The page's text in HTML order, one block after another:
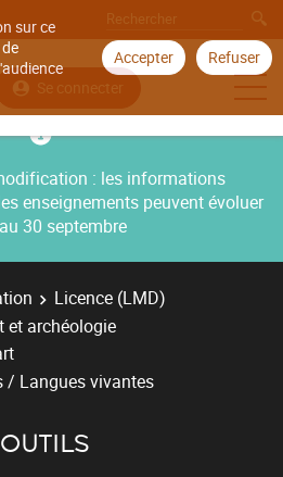
sur ce
Accepter Refuser
Se connecter
: les informations
enseignements peuvent évoluer
30 septembre
Licence (LMD)
et archéologie
/ Langues vivantes